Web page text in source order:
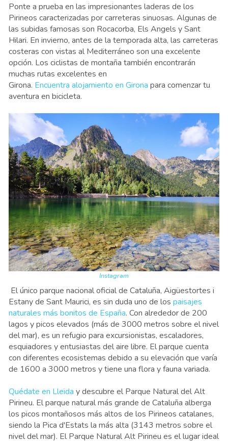
Ponte a prueba en las impresionantes laderas de los
Pirineos caracterizadas por carreteras sinuosas. Algunas de
las subidas famosas son Rocacorba, Els Angels y Sant
Hilari. En invierno, antes de la temporada alta, las carreteras
costeras con vistas al Mediterráneo son una excelente
opción. Los ciclistas de montaña también encontrarán
muchas rutas excelentes en
Girona. Encuentra alojamiento en Girona para comenzar tu
aventura en bicicleta.
Instagram
El único parque nacional oficial de Cataluña, Aigüestortes i
Estany de Sant Maurici, es sin duda uno de los paisajes
naturales más bonitos de España. Con alrededor de 200
lagos y picos elevados (más de 3000 metros sobre el nivel
del mar), es un refugio para excursionistas, escaladores,
esquiadores y entusiastas del aire libre. El parque cuenta
con diferentes ecosistemas debido a su elevación que varía
de 1600 a 3000 metros y tiene una flora y fauna variada.
Quédate en Lleida y descubre el Parque Natural del Alt
Pirineu. El parque natural más grande de Cataluña alberga
los picos montañosos más altos de los Pirineos catalanes,
siendo la Pica d'Estats la más alta (3143 metros sobre el
nivel del mar). El Parque Natural Alt Pirineu es el lugar ideal